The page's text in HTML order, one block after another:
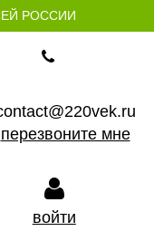
РОССИИ
перезвоните мне
войти